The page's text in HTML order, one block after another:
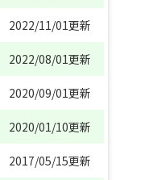
2022/11/01更新
2022/08/01更新
2020/09/01更新
2020/01/10更新
2017/05/15更新